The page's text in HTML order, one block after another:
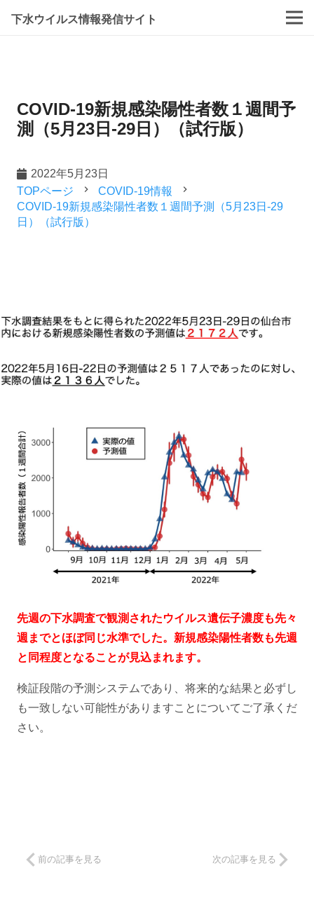
下水ウイルス情報発信サイト
COVID-19新規感染陽性者数１週間予
測（5月23日-29日）（試行版）
2022年5月23日
TOPページ
navigate_next COVID-19情報 navigate_next
COVID-19新規感染陽性者数１週間予測（5月23日-29
日）（試行版）
先週の下水調査で観測されたウイルス遺伝子濃度も先々
週までとほぼ同じ水準でした。新規感染陽性者数も先週
と同程度となることが見込まれます。
検証段階の予測システムであり、将来的な結果と必ずし
も一致しない可能性がありますことについてご了承くだ
さい。
前の記事を見る 次の記事を見る